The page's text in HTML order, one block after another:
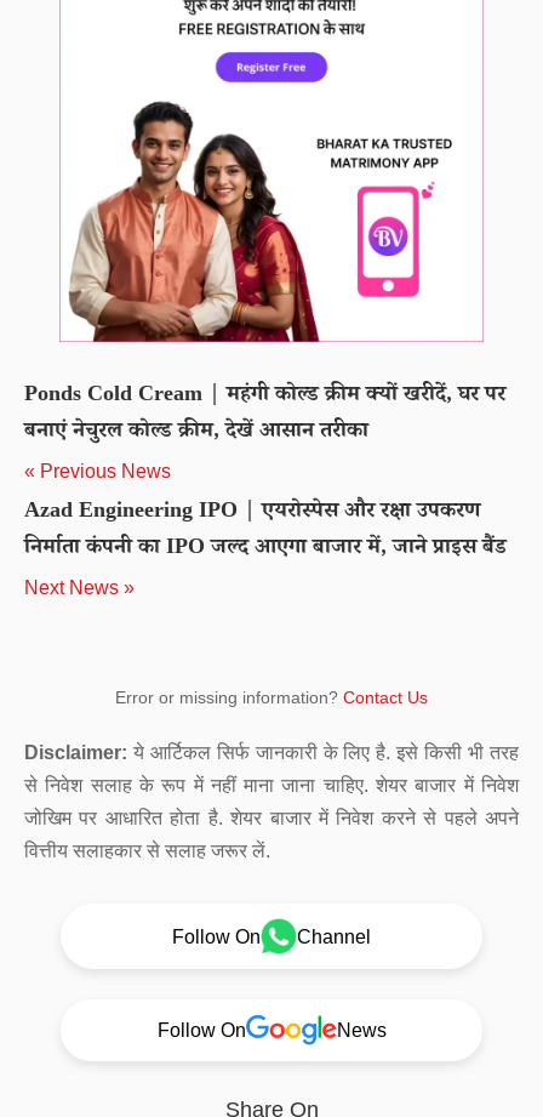
Ponds Cold Cream | महंगी कोल्ड क्रीम क्यों खरीदें, घर पर
बनाएं नेचुरल कोल्ड क्रीम, देखें आसान तरीका
« Previous News
Azad Engineering IPO | एयरोस्पेस और रक्षा उपकरण
निर्माता कंपनी का IPO जल्द आएगा बाजार में, जाने प्राइस बैंड
Next News »
Error or missing information? Contact Us
Disclaimer: ये आर्टिकल सिर्फ जानकारी के लिए है. इसे किसी भी तरह
से निवेश सलाह के रूप में नहीं माना जाना चाहिए. शेयर बाजार में निवेश
जोखिम पर आधारित होता है. शेयर बाजार में निवेश करने से पहले अपने
वित्तीय सलाहकार से सलाह जरूर लें.
Follow On Channel
Follow On News
Share On